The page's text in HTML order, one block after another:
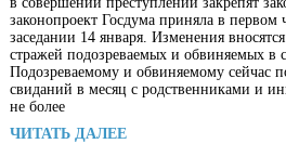
законопроект Госдума приняла в
заседании 14 января. Изменения
стражей подозреваемых и обвиняемых в
Подозреваемому и обвиняемому сейчас
свиданий в месяц с родственниками и
не более
ЧИТАТЬ ДАЛЕЕ